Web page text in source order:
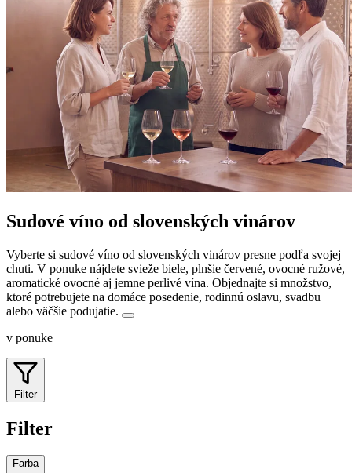
Sudové víno od slovenských vinárov
Vyberte si sudové víno od slovenských vinárov presne podľa svojej
chuti. V ponuke nájdete svieže biele, plnšie červené, ovocné ružové,
aromatické ovocné aj jemne perlivé vína. Objednajte si množstvo,
ktoré potrebujete na domáce posedenie, rodinnú oslavu, svadbu
alebo väčšie podujatie.
v ponuke
Filter
Filter
Farba